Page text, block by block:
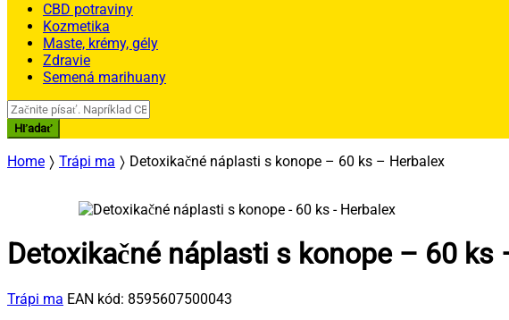
CBD potraviny
Kozmetika
Maste, krémy, gély
Zdravie
Semená marihuany
Search
for:
Hľadať
Home Trápi ma Detoxikačné náplasti s konope – 60 ks – Herbalex
Detoxikačné náplasti s konope – 60 ks
Trápi ma EAN kód: 8595607500043